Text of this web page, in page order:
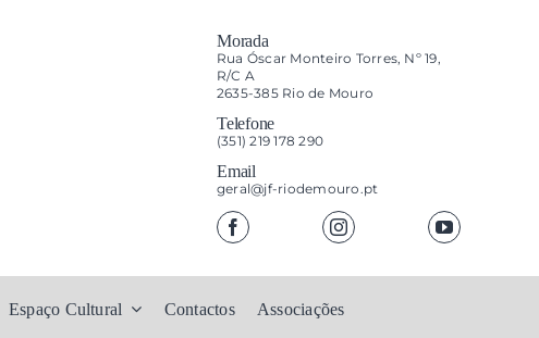
Morada
Rua Óscar Monteiro Torres, Nº 19,
R/C A
2635-385 Rio de Mouro
Telefone
(351) 219 178 290
Email
geral@jf-riodemouro.pt
Espaço Cultural Contactos Associações